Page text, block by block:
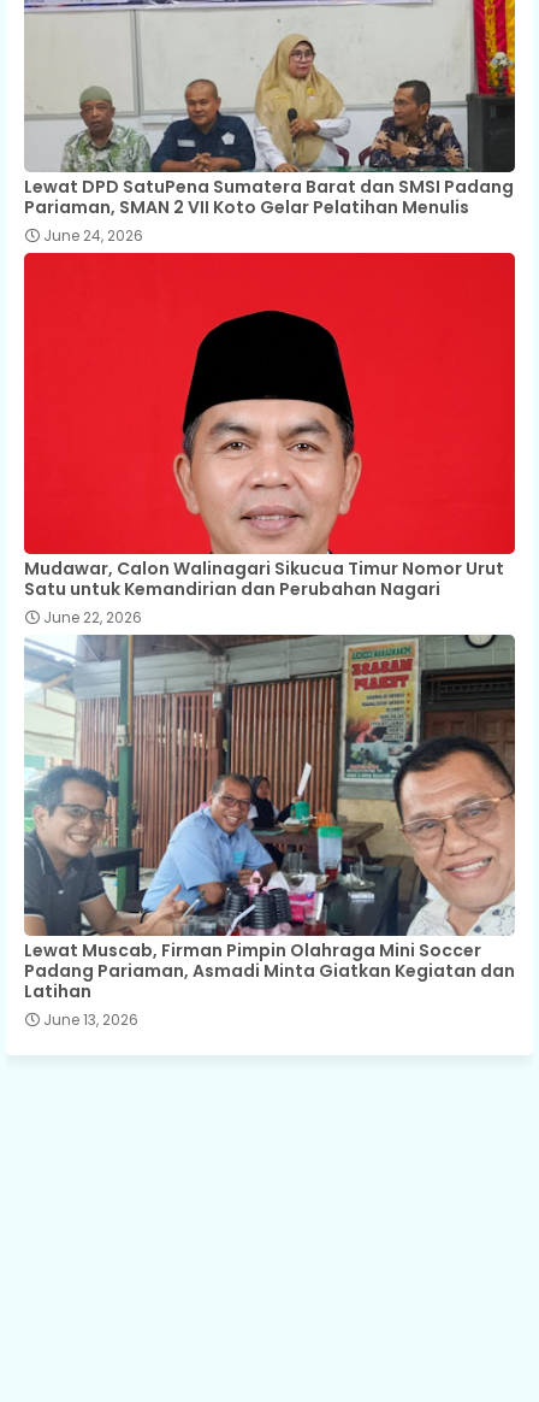
Lewat DPD SatuPena Sumatera Barat dan SMSI Padang
Pariaman, SMAN 2 VII Koto Gelar Pelatihan Menulis
June 24, 2026
Mudawar, Calon Walinagari Sikucua Timur Nomor Urut
Satu untuk Kemandirian dan Perubahan Nagari
June 22, 2026
Lewat Muscab, Firman Pimpin Olahraga Mini Soccer
Padang Pariaman, Asmadi Minta Giatkan Kegiatan dan
Latihan
June 13, 2026